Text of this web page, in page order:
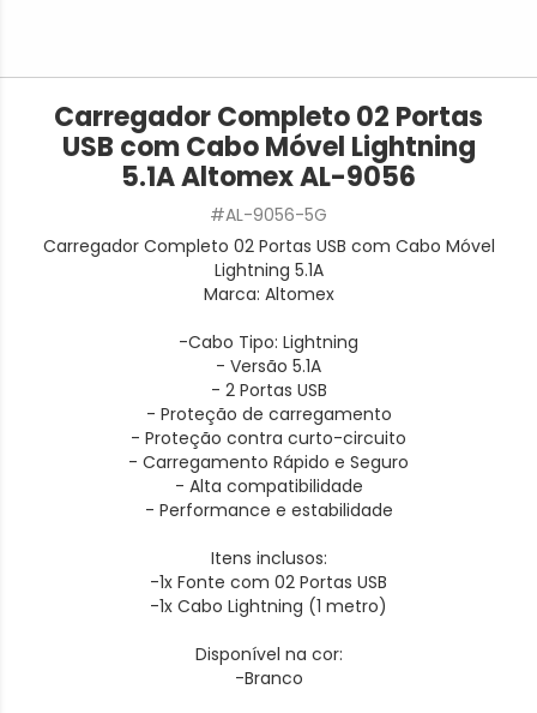
Carregador Completo 02 Portas
USB com Cabo Móvel Lightning
5.1A Altomex AL-9056
#AL-9056-5G
Carregador Completo 02 Portas USB com Cabo Móvel
Lightning 5.1A
Marca: Altomex
-Cabo Tipo: Lightning
- Versão 5.1A
- 2 Portas USB
- Proteção de carregamento
- Proteção contra curto-circuito
- Carregamento Rápido e Seguro
- Alta compatibilidade
- Performance e estabilidade
Itens inclusos:
-1x Fonte com 02 Portas USB
-1x Cabo Lightning (1 metro)
Disponível na cor:
-Branco